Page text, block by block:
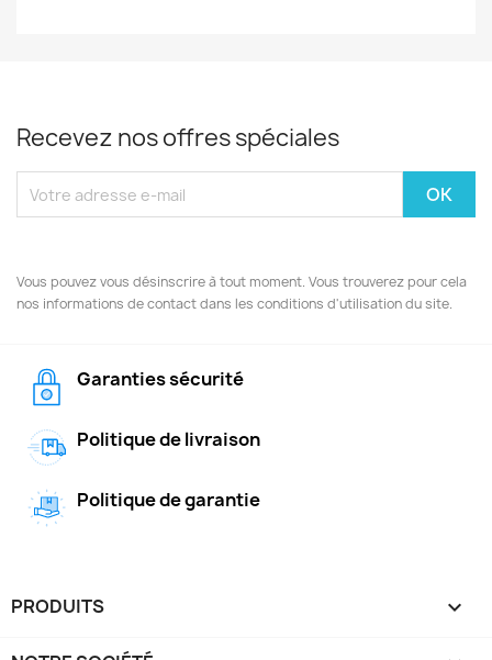
Recevez nos offres spéciales
Vous pouvez vous désinscrire à tout moment. Vous trouverez pour cela
nos informations de contact dans les conditions d'utilisation du site.
Garanties sécurité
Politique de livraison
Politique de garantie
PRODUITS 